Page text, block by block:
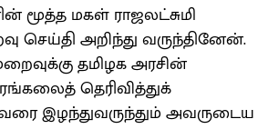
மூத்த மகள் ராஜலட்சுமி
செய்தி அறிந்து வருந்தினேன்.
தமிழக அரசின்
தெரிவித்துக்
இழந்துவருந்தும் அவருடைய